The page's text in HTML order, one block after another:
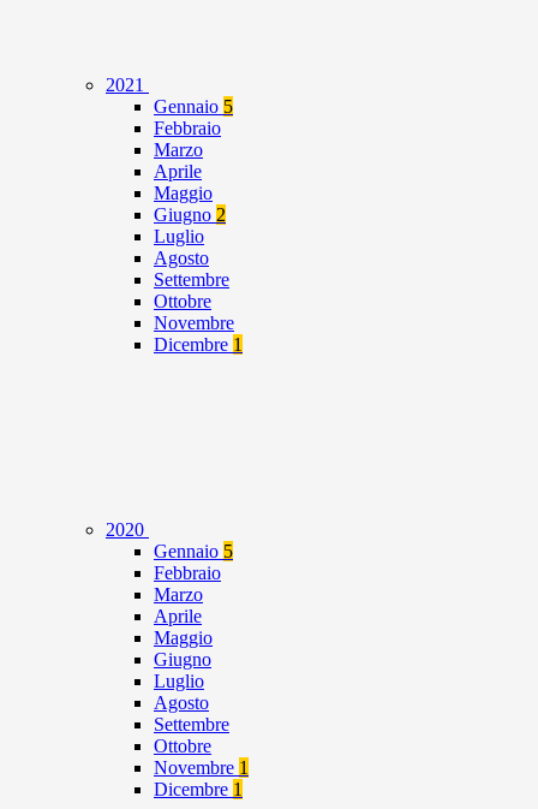
2021
Gennaio 5
Febbraio
Marzo
Aprile
Maggio
Giugno 2
Luglio
Agosto
Settembre
Ottobre
Novembre
Dicembre 1
2020
Gennaio 5
Febbraio
Marzo
Aprile
Maggio
Giugno
Luglio
Agosto
Settembre
Ottobre
Novembre 1
Dicembre 1